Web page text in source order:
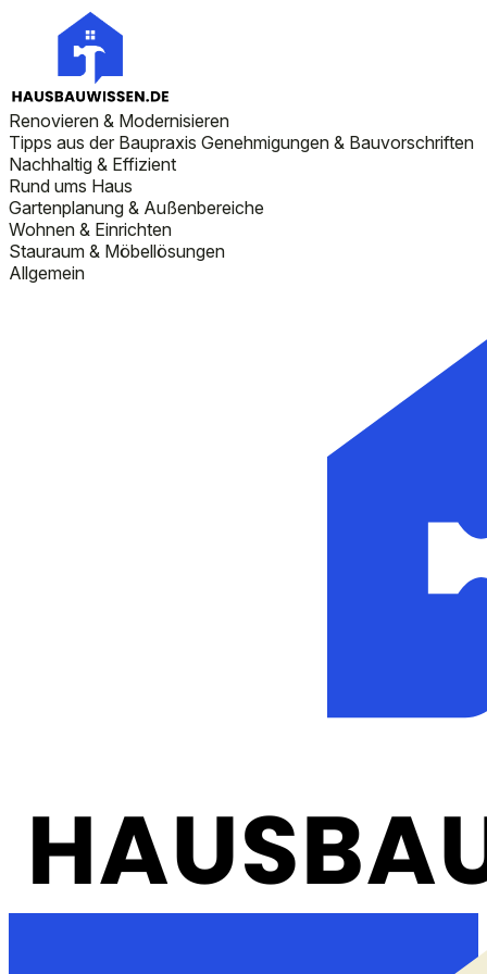
Renovieren & Modernisieren
Tipps aus der Baupraxis Genehmigungen & Bauvorschriften
Nachhaltig & Effizient
Rund ums Haus
Gartenplanung & Außenbereiche
Wohnen & Einrichten
Stauraum & Möbellösungen
Allgemein